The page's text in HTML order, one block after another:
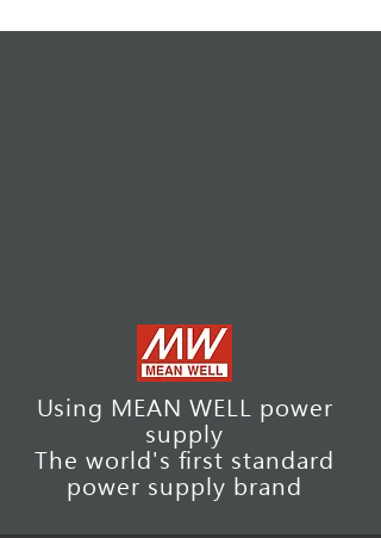
Using MEAN WELL power
supply
The world's first standard
power supply brand